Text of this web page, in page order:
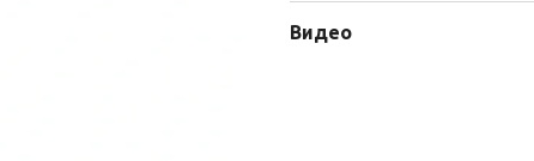
Видео